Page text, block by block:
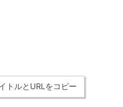
トルとURLをコピー